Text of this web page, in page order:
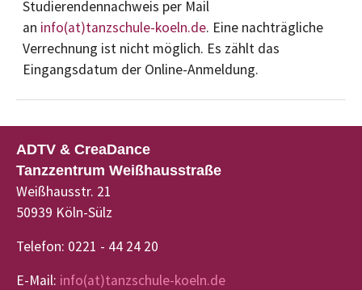
Studierendennachweis per Mail
an info(at)tanzschule-koeln.de. Eine nachträgliche
Verrechnung ist nicht möglich. Es zählt das
Eingangsdatum der Online-Anmeldung.
ADTV & CreaDance
Tanzzentrum Weißhausstraße
Weißhausstr. 21
50939 Köln-Sülz
Telefon: 0221 - 44 24 20
E-Mail: info(at)tanzschule-koeln.de